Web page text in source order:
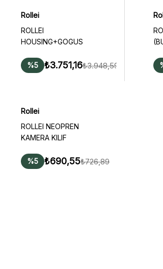
Rollei
ROLLEI
HOUSING+GOGUS
1080P)
%5 ₺3.751,16₺3.948,59
Rollei
ROLLEI NEOPREN
KAMERA KILIF
%5 ₺690,55₺726,89